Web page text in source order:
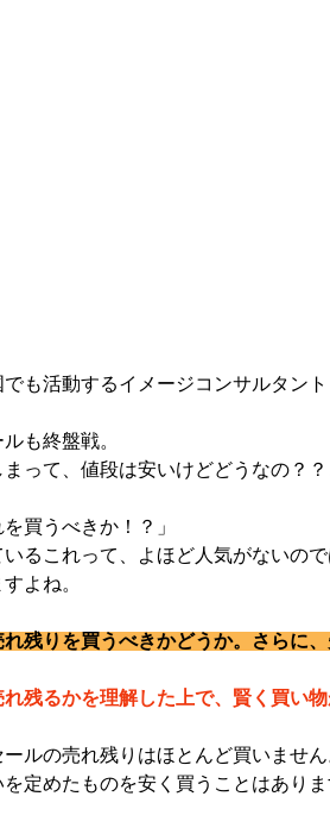
も活動するイメージコンサルタント
も終盤戦。
って、値段は安いけどどうなの？
買うべきか！？」
るこれって、よほど人気がないので
よね。
れ残りを買うべきかどうか。さらに
残るかを理解した上で、賢く買い
ルの売れ残りはほとんど買いません
定めたものを安く買うことはありま